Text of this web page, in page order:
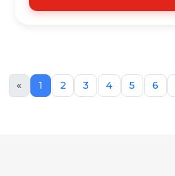
« 1 2 3 4 5 6